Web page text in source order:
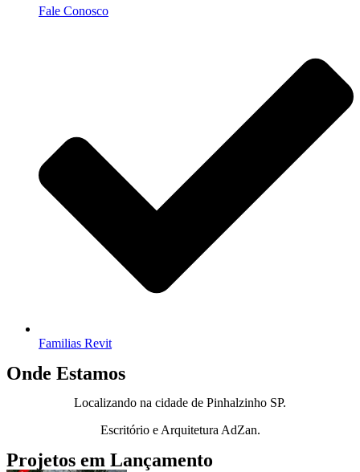
Fale Conosco
Familias Revit
Onde Estamos
Localizando na cidade de Pinhalzinho SP.
Escritório e Arquitetura AdZan.
Projetos em Lançamento